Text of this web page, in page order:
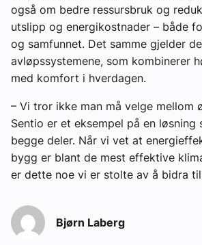
også om bedre ressursbruk og
utslipp og energikostnader – både
og samfunnet. Det samme gjelder
avløpssystemene, som kombinerer
med komfort i hverdagen.
– Vi tror ikke man må velge mellom
Sentio er et eksempel på en løsning
begge deler. Når vi vet at
bygg er blant de mest effektive
er dette noe vi er stolte av å bidra
Bjørn Laberg